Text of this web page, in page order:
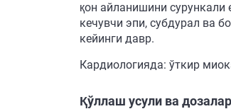
қон айланишини
кечувчи эпи, субдурал ва
кейинги давр.
Кардиологияда: ўткир
Қўллаш усули ва